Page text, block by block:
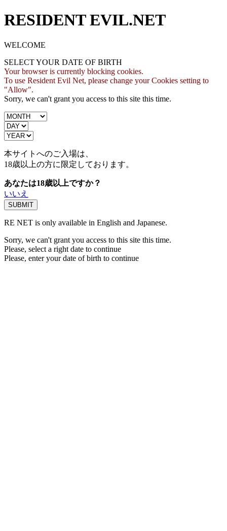
RESIDENT EVIL.NET
WELCOME
SELECT YOUR DATE OF BIRTH
Your browser is currently blocking cookies.
To use Resident Evil Net, please change your Cookies setting to
"Allow".
Sorry, we can't grant you access to this site this time.
本サイトへのご入場は、
18歳以上の方に限定しております。
あなたは18歳以上ですか？
いいえ
RE NET is only available in English and Japanese.
Sorry, we can't grant you access to this site this time.
Please, select a right date to continue
Please, enter your date of birth to continue